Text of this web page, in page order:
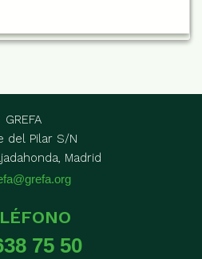
GREFA
del Pilar S/N
Madrid
75 50